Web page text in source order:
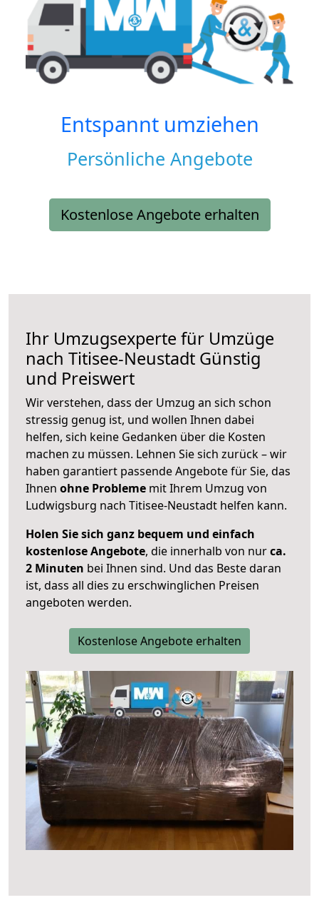
Entspannt umziehen
Persönliche Angebote
Kostenlose Angebote erhalten
Ihr Umzugsexperte für Umzüge
nach Titisee-Neustadt Günstig
und Preiswert
Wir verstehen, dass der Umzug an sich schon
stressig genug ist, und wollen Ihnen dabei
helfen, sich keine Gedanken über die Kosten
machen zu müssen. Lehnen Sie sich zurück – wir
haben garantiert passende Angebote für Sie, das
Ihnen ohne Probleme mit Ihrem Umzug von
Ludwigsburg nach Titisee-Neustadt helfen kann.
Holen Sie sich ganz bequem und einfach
kostenlose Angebote, die innerhalb von nurca.
2 Minuten bei Ihnen sind. Und das Beste daran
ist, dass all dies zu erschwinglichen Preisen
angeboten werden.
Kostenlose Angebote erhalten